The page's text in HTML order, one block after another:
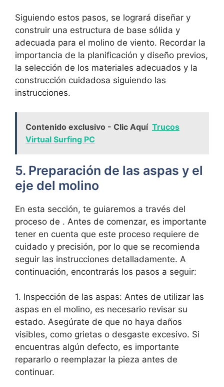
Siguiendo estos pasos, se logrará diseñar y
construir una estructura de base sólida y
adecuada para el molino de viento. Recordar la
importancia de la planificación y diseño previos,
la selección de los materiales adecuados y la
construcción cuidadosa siguiendo las
instrucciones.
Contenido exclusivo - Clic Aquí Trucos
Virtual Surfing PC
5. Preparación de las aspas y el
eje del molino
En esta sección, te guiaremos a través del
proceso de . Antes de comenzar, es importante
tener en cuenta que este proceso requiere de
cuidado y precisión, por lo que se recomienda
seguir las instrucciones detalladamente. A
continuación, encontrarás los pasos a seguir:
1. Inspección de las aspas: Antes de utilizar las
aspas en el molino, es necesario revisar su
estado. Asegúrate de que no haya daños
visibles, como grietas o desgaste excesivo. Si
encuentras algún defecto, es importante
repararlo o reemplazar la pieza antes de
continuar.